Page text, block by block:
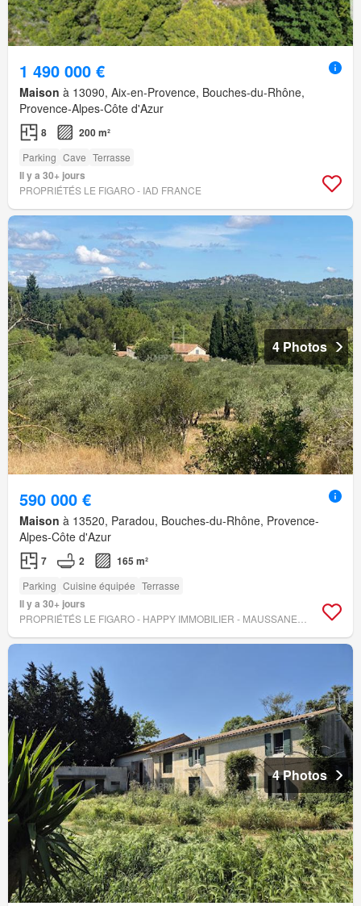
1 490 000 €
Maison à 13090, Aix-en-Provence, Bouches-du-Rhône,
Provence-Alpes-Côte d'Azur
8 200 m²
Parking Cave Terrasse
Il y a 30+ jours
PROPRIÉTÉS LE FIGARO - IAD FRANCE
4 Photos
590 000 €
Maison à 13520, Paradou, Bouches-du-Rhône, Provence-
Alpes-Côte d'Azur
7 2 165 m²
Parking Cuisine équipée Terrasse
Il y a 30+ jours
4 Photos